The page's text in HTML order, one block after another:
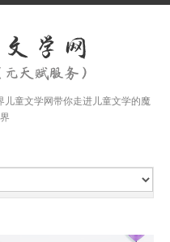
童文学网带你走进儿童文学的魔